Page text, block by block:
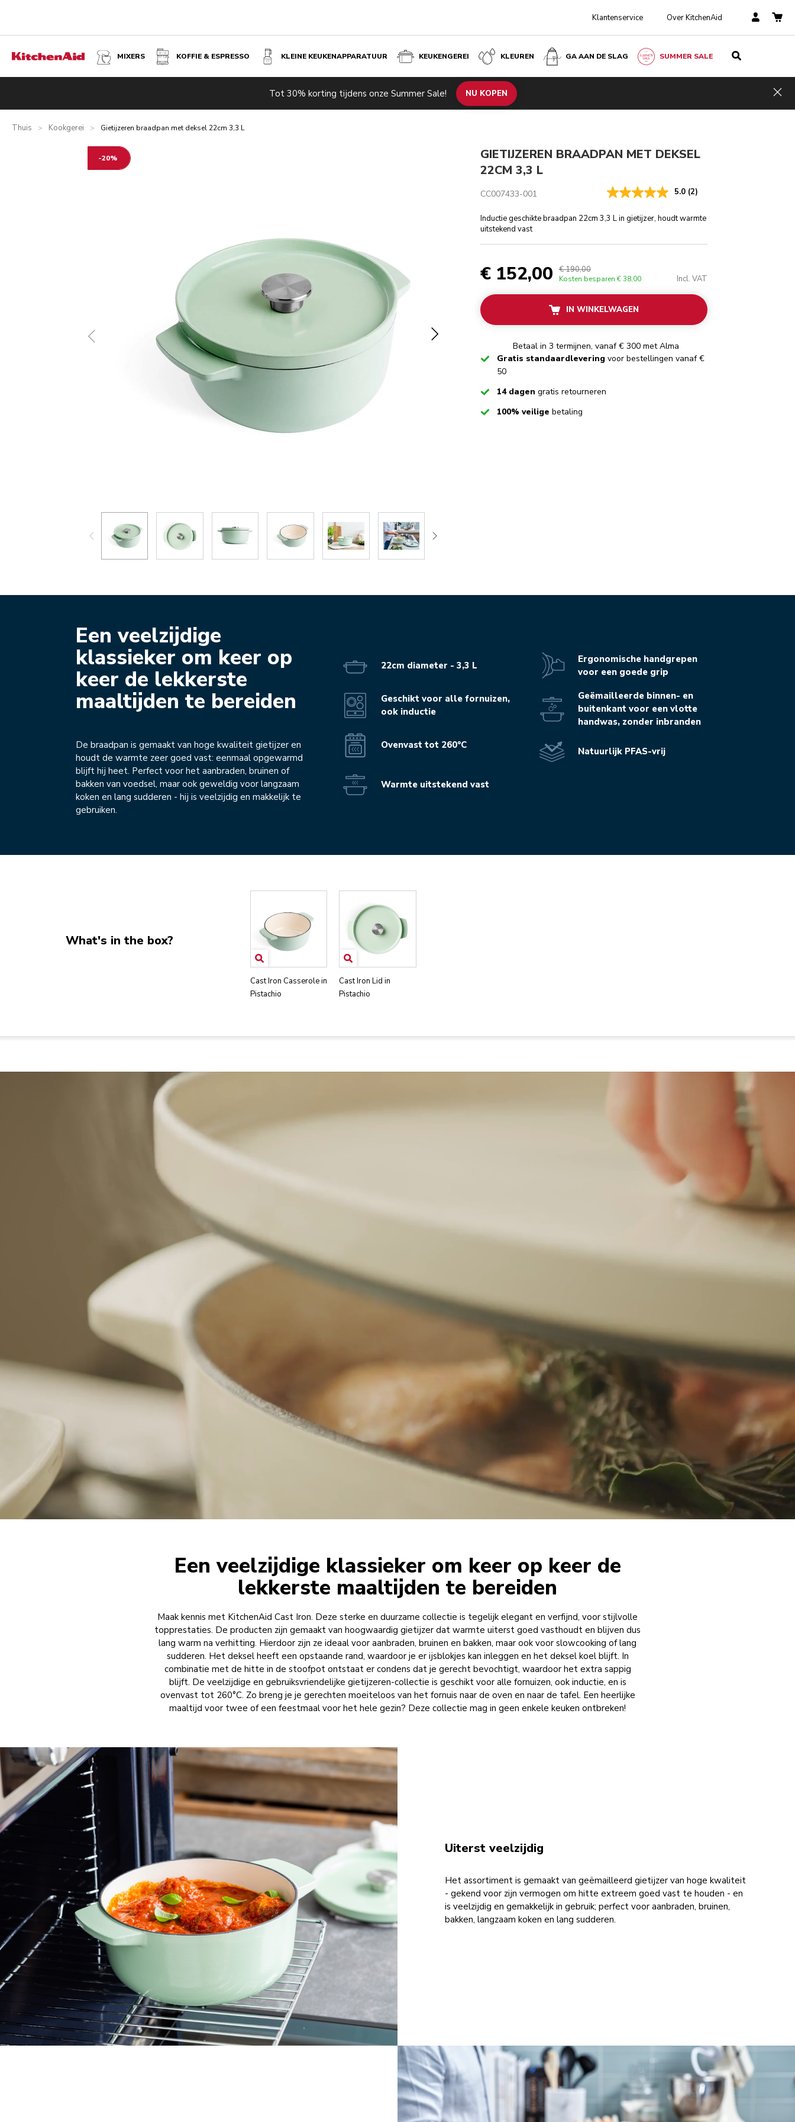
Klantenservice Over KitchenAid
MIXERS KOFFIE & ESPRESSO KLEINE KEUKENAPPARATUUR KEUKENGEREI KLEUREN GA AAN DE SLAG SUMMER SALE
Tot 30% korting tijdens onze Summer Sale! NU KOPEN
Thuis > Kookgerei > Gietijzeren braadpan met deksel 22cm 3,3 L
€ 190,00
-20%
GIETIJZEREN BRAADPAN MET DEKSEL
22CM 3,3 L
CC007433-001 5.0 (2)
Inductie geschikte braadpan 22cm 3,3 L in gietijzer, houdt warmte
uitstekend vast
€ 152,00 € 190,00
Kosten besparen € 38,00 Incl. VAT
IN WINKELWAGEN
Betaal in 3 termijnen, vanaf € 300 met Alma
CheckedGratis standaardlevering voor bestellingen vanaf €
50
Checked14 dagen gratis retourneren
Checked100% veilige betaling
Een veelzijdige
klassieker om keer op
keer de lekkerste
maaltijden te bereiden
De braadpan is gemaakt van hoge kwaliteit gietijzer en
houdt de warmte zeer goed vast: eenmaal opgewarmd
blijft hij heet. Perfect voor het aanbraden, bruinen of
bakken van voedsel, maar ook geweldig voor langzaam
koken en lang sudderen - hij is veelzijdig en makkelijk te
gebruiken.
22cm diameter - 3,3 L
Geschikt voor alle fornuizen,
ook inductie
Ovenvast tot 260°C
Warmte uitstekend vast
Ergonomische handgrepen
voor een goede grip
Geëmailleerde binnen- en
buitenkant voor een vlotte
handwas, zonder inbranden
Natuurlijk PFAS-vrij
What's in the box?
Cast Iron Casserole in
Pistachio
Cast Iron Lid in
Pistachio
Een veelzijdige klassieker om keer op keer de
lekkerste maaltijden te bereiden
Maak kennis met KitchenAid Cast Iron. Deze sterke en duurzame collectie is tegelijk elegant en verfijnd, voor stijlvolle
topprestaties. De producten zijn gemaakt van hoogwaardig gietijzer dat warmte uiterst goed vasthoudt en blijven dus
lang warm na verhitting. Hierdoor zijn ze ideaal voor aanbraden, bruinen en bakken, maar ook voor slowcooking of lang
sudderen. Het deksel heeft een opstaande rand, waardoor je er ijsblokjes kan inleggen en het deksel koel blijft. In
combinatie met de hitte in de stoofpot ontstaat er condens dat je gerecht bevochtigt, waardoor het extra sappig
blijft. De veelzijdige en gebruiksvriendelijke gietijzeren-collectie is geschikt voor alle fornuizen, ook inductie, en is
ovenvast tot 260°C. Zo breng je je gerechten moeiteloos van het fornuis naar de oven en naar de tafel. Een heerlijke
maaltijd voor twee of een feestmaal voor het hele gezin? Deze collectie mag in geen enkele keuken ontbreken!
Uiterst veelzijdig
Het assortiment is gemaakt van geëmailleerd gietijzer van hoge kwaliteit
- gekend voor zijn vermogen om hitte extreem goed vast te houden - en
is veelzijdig en gemakkelijk in gebruik; perfect voor aanbraden, bruinen,
bakken, langzaam koken en lang sudderen.